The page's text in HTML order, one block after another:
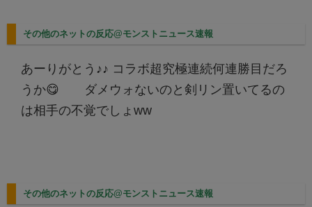
その他のネットの反応@モンストニュース速報
あーりがとう♪♪ コラボ超究極連続何連勝目だろ
うか😋 ダメウォないのと剣リン置いてるの
は相手の不覚でしょww
その他のネットの反応@モンストニュース速報